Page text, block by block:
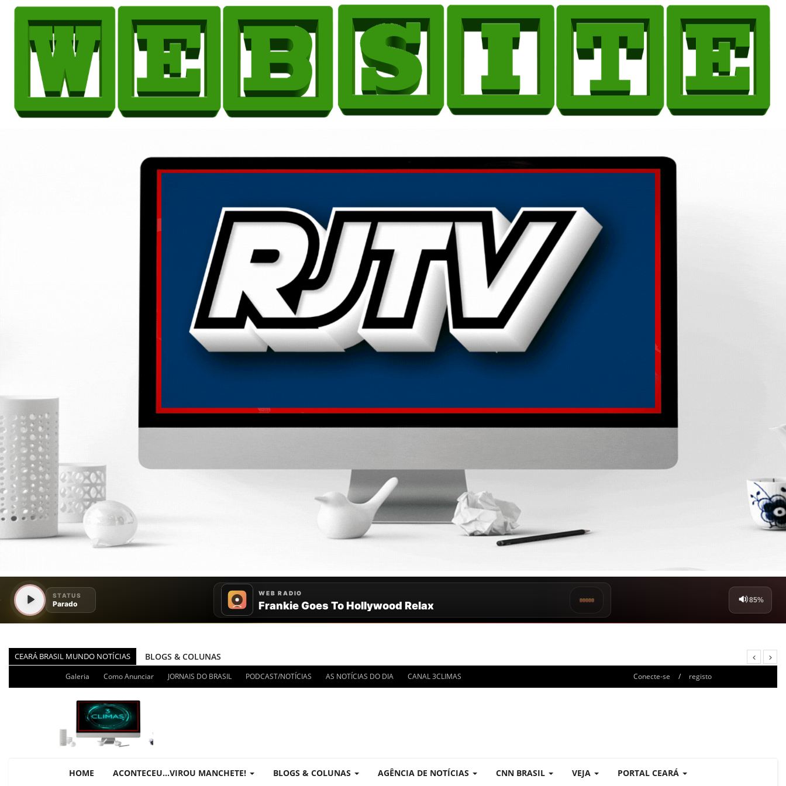
CEARÁ BRASIL MUNDO NOTÍCIAS
BLOGS & COLUNAS
DIÁRIO DO NORDESTE - ÚLTIMA HORA
PODCAST - PONTO DE VISTA
BRASIL NOTÍCIAS
NOTÍCIAS TAMBÉM NA TELA
Galeria Como Anunciar JORNAIS DO BRASIL PODCAST/NOTÍCIAS AS NOTÍCIAS DO DIA CANAL 3CLIMAS Conecte-se / registo
HOME ACONTECEU...VIROU MANCHETE! BLOGS & COLUNAS AGÊNCIA DE NOTÍCIAS CNN BRASIL VEJA PORTAL CEARÁ